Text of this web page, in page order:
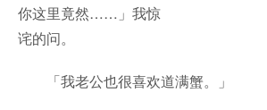
你这里竟然……」我惊
诧的问。
「我老公也很喜欢道满蟹。」